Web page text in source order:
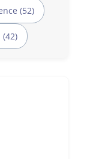
(52)
(42)